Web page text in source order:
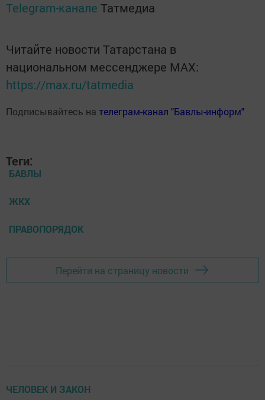
Telegram-канале Татмедиа
Читайте новости Татарстана в
национальном мессенджере MАХ:
https://max.ru/tatmedia
Подписывайтесь на телеграм-канал "Бавлы-информ"
Теги:
БАВЛЫ
ЖКХ
ПРАВОПОРЯДОК
Перейти на страницу новости
ЧЕЛОВЕК И ЗАКОН